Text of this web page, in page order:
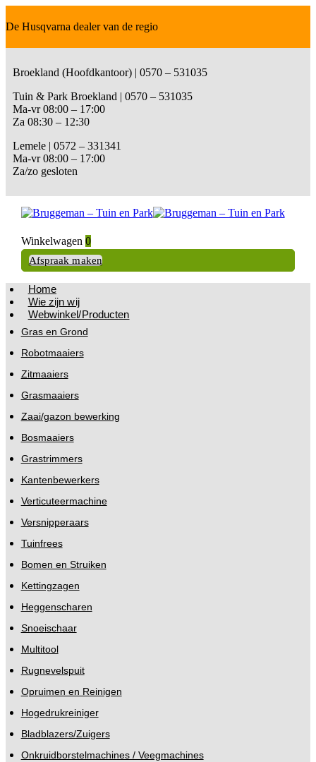
De Husqvarna dealer van de regio
Broekland (Hoofdkantoor) | 0570 – 531035
Tuin & Park Broekland | 0570 – 531035
Ma-vr 08:00 – 17:00
Za 08:30 – 12:30
Lemele | 0572 – 331341
Ma-vr 08:00 – 17:00
Za/zo gesloten
Winkelwagen 0
Afspraak maken
Home
Wie zijn wij
Webwinkel/Producten
Gras en Grond
Robotmaaiers
Zitmaaiers
Grasmaaiers
Zaai/gazon bewerking
Bosmaaiers
Grastrimmers
Kantenbewerkers
Verticuteermachine
Versnipperaars
Tuinfrees
Bomen en Struiken
Kettingzagen
Heggenscharen
Snoeischaar
Multitool
Rugnevelspuit
Opruimen en Reinigen
Hogedrukreiniger
Bladblazers/Zuigers
Onkruidborstelmachines / Veegmachines